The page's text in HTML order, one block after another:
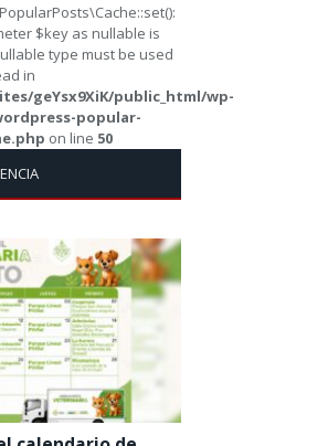
$key as nullable is
type must be used
in
geYsx9XiK/public_html/wp-
popular-
on line 50